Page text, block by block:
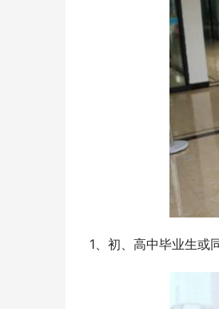
1、初、高中毕业生或